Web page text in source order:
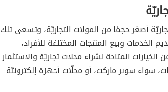
أصغر حجمًا من المولات التجاريّة، وتسعى تلك
الخدمات وبيع المنتجات المختلفة للأفراد،
الخيارات المتاحة لشراء محلات تجاريّة والاستثمار
سواء سوبر ماركت، أو محلّات أجهزة إلكترونيّة